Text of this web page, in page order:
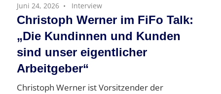
Juni 24, 2026 Interview
Christoph Werner im FiFo Talk:
„Die Kundinnen und Kunden
sind unser eigentlicher
Arbeitgeber“
Christoph Werner ist Vorsitzender der